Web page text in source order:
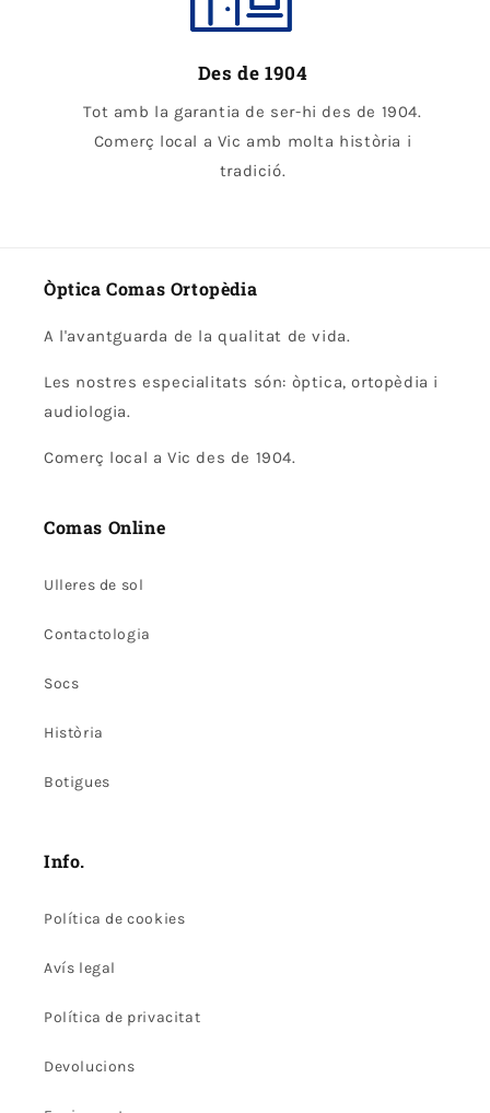
Des de 1904
Tot amb la garantia de ser-hi des de 1904.
Comerç local a Vic amb molta història i
tradició.
Òptica Comas Ortopèdia
A l'avantguarda de la qualitat de vida.
Les nostres especialitats són: òptica, ortopèdia i
audiologia.
Comerç local a Vic des de 1904.
Comas Online
Ulleres de sol
Contactologia
Socs
Història
Botigues
Info.
Política de cookies
Avís legal
Política de privacitat
Devolucions